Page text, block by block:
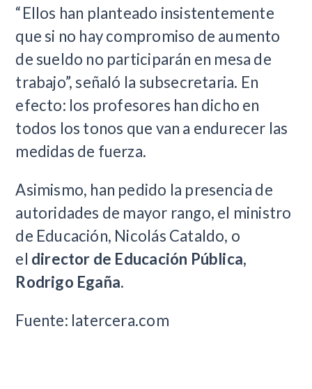
“Ellos han planteado insistentemente
que si no hay compromiso de aumento
de sueldo no participarán en mesa de
trabajo”, señaló la subsecretaria. En
efecto: los profesores han dicho en
todos los tonos que van a endurecer las
medidas de fuerza.
Asimismo, han pedido la presencia de
autoridades de mayor rango, el ministro
de Educación, Nicolás Cataldo, o
el director de Educación Pública,
Rodrigo Egaña.
Fuente: latercera.com